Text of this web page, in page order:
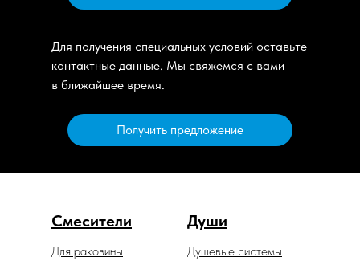
Для получения специальных условий оставьте
контактные данные. Мы свяжемся с вами
в ближайшее время.
Получить предложение
Смесители Души
Душевые системы
Для раковины